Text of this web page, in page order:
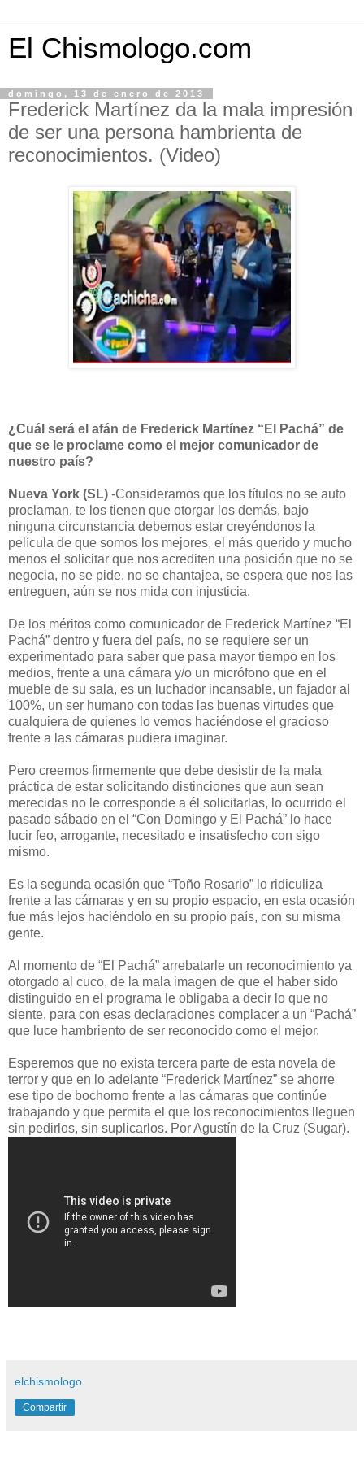
El Chismologo.com
domingo, 13 de enero de 2013
Frederick Martínez da la mala impresión
de ser una persona hambrienta de
reconocimientos. (Video)
¿Cuál será el afán de Frederick Martínez “El Pachá” de
que se le proclame como el mejor comunicador de
nuestro país?
Nueva York (SL) -Consideramos que los títulos no se auto
proclaman, te los tienen que otorgar los demás, bajo
ninguna circunstancia debemos estar creyéndonos la
película de que somos los mejores, el más querido y mucho
menos el solicitar que nos acrediten una posición que no se
negocia, no se pide, no se chantajea, se espera que nos las
entreguen, aún se nos mida con injusticia.
De los méritos como comunicador de Frederick Martínez “El
Pachá” dentro y fuera del país, no se requiere ser un
experimentado para saber que pasa mayor tiempo en los
medios, frente a una cámara y/o un micrófono que en el
mueble de su sala, es un luchador incansable, un fajador al
100%, un ser humano con todas las buenas virtudes que
cualquiera de quienes lo vemos haciéndose el gracioso
frente a las cámaras pudiera imaginar.
Pero creemos firmemente que debe desistir de la mala
práctica de estar solicitando distinciones que aun sean
merecidas no le corresponde a él solicitarlas, lo ocurrido el
pasado sábado en el “Con Domingo y El Pachá” lo hace
lucir feo, arrogante, necesitado e insatisfecho con sigo
mismo.
Es la segunda ocasión que “Toño Rosario” lo ridiculiza
frente a las cámaras y en su propio espacio, en esta ocasión
fue más lejos haciéndolo en su propio país, con su misma
gente.
Al momento de “El Pachá” arrebatarle un reconocimiento ya
otorgado al cuco, de la mala imagen de que el haber sido
distinguido en el programa le obligaba a decir lo que no
siente, para con esas declaraciones complacer a un “Pachá”
que luce hambriento de ser reconocido como el mejor.
Esperemos que no exista tercera parte de esta novela de
terror y que en lo adelante “Frederick Martínez” se ahorre
ese tipo de bochorno frente a las cámaras que continúe
trabajando y que permita el que los reconocimientos lleguen
sin pedirlos, sin suplicarlos. Por Agustín de la Cruz (Sugar).
elchismologo
Compartir